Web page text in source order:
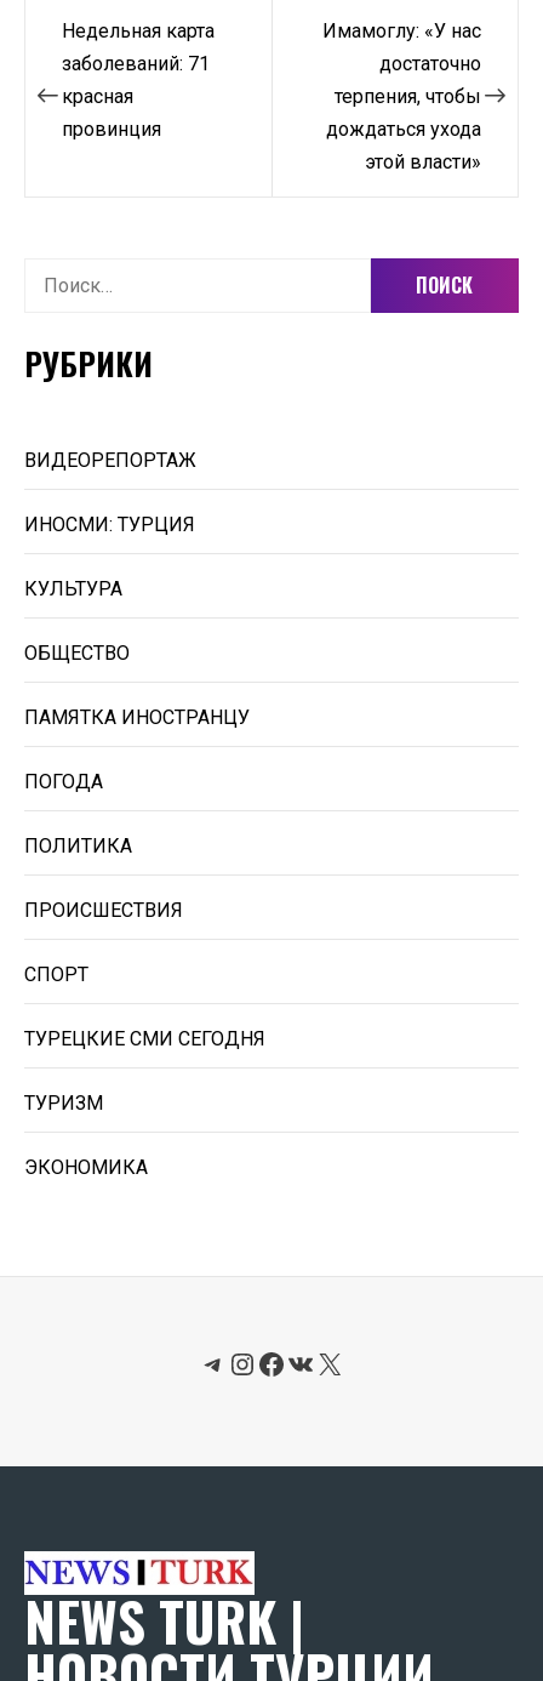
Навигация
записям
Недельная карта
заболеваний: 71
красная
провинция
Имамоглу: «У нас
достаточно
терпения, чтобы
дождаться ухода
этой власти»
Найти:
РУБРИКИ
ВИДЕОРЕПОРТАЖ
ИНОСМИ: ТУРЦИЯ
КУЛЬТУРА
ОБЩЕСТВО
ПАМЯТКА ИНОСТРАНЦУ
ПОГОДА
ПОЛИТИКА
ПРОИСШЕСТВИЯ
СПОРТ
ТУРЕЦКИЕ СМИ СЕГОДНЯ
ТУРИЗМ
ЭКОНОМИКА
Telegram
Instagram
Facebook
ВКонтакте
X
NEWS TURK |